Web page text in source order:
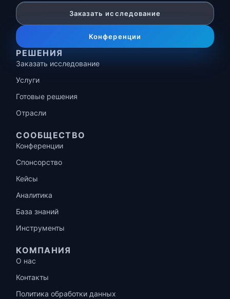
Заказать исследование
Конференции
РЕШЕНИЯ
Заказать исследование
Услуги
Готовые решения
Отрасли
СООБЩЕСТВО
Конференции
Спонсорство
Кейсы
Аналитика
База знаний
Инструменты
КОМПАНИЯ
О нас
Контакты
Политика обработки данных